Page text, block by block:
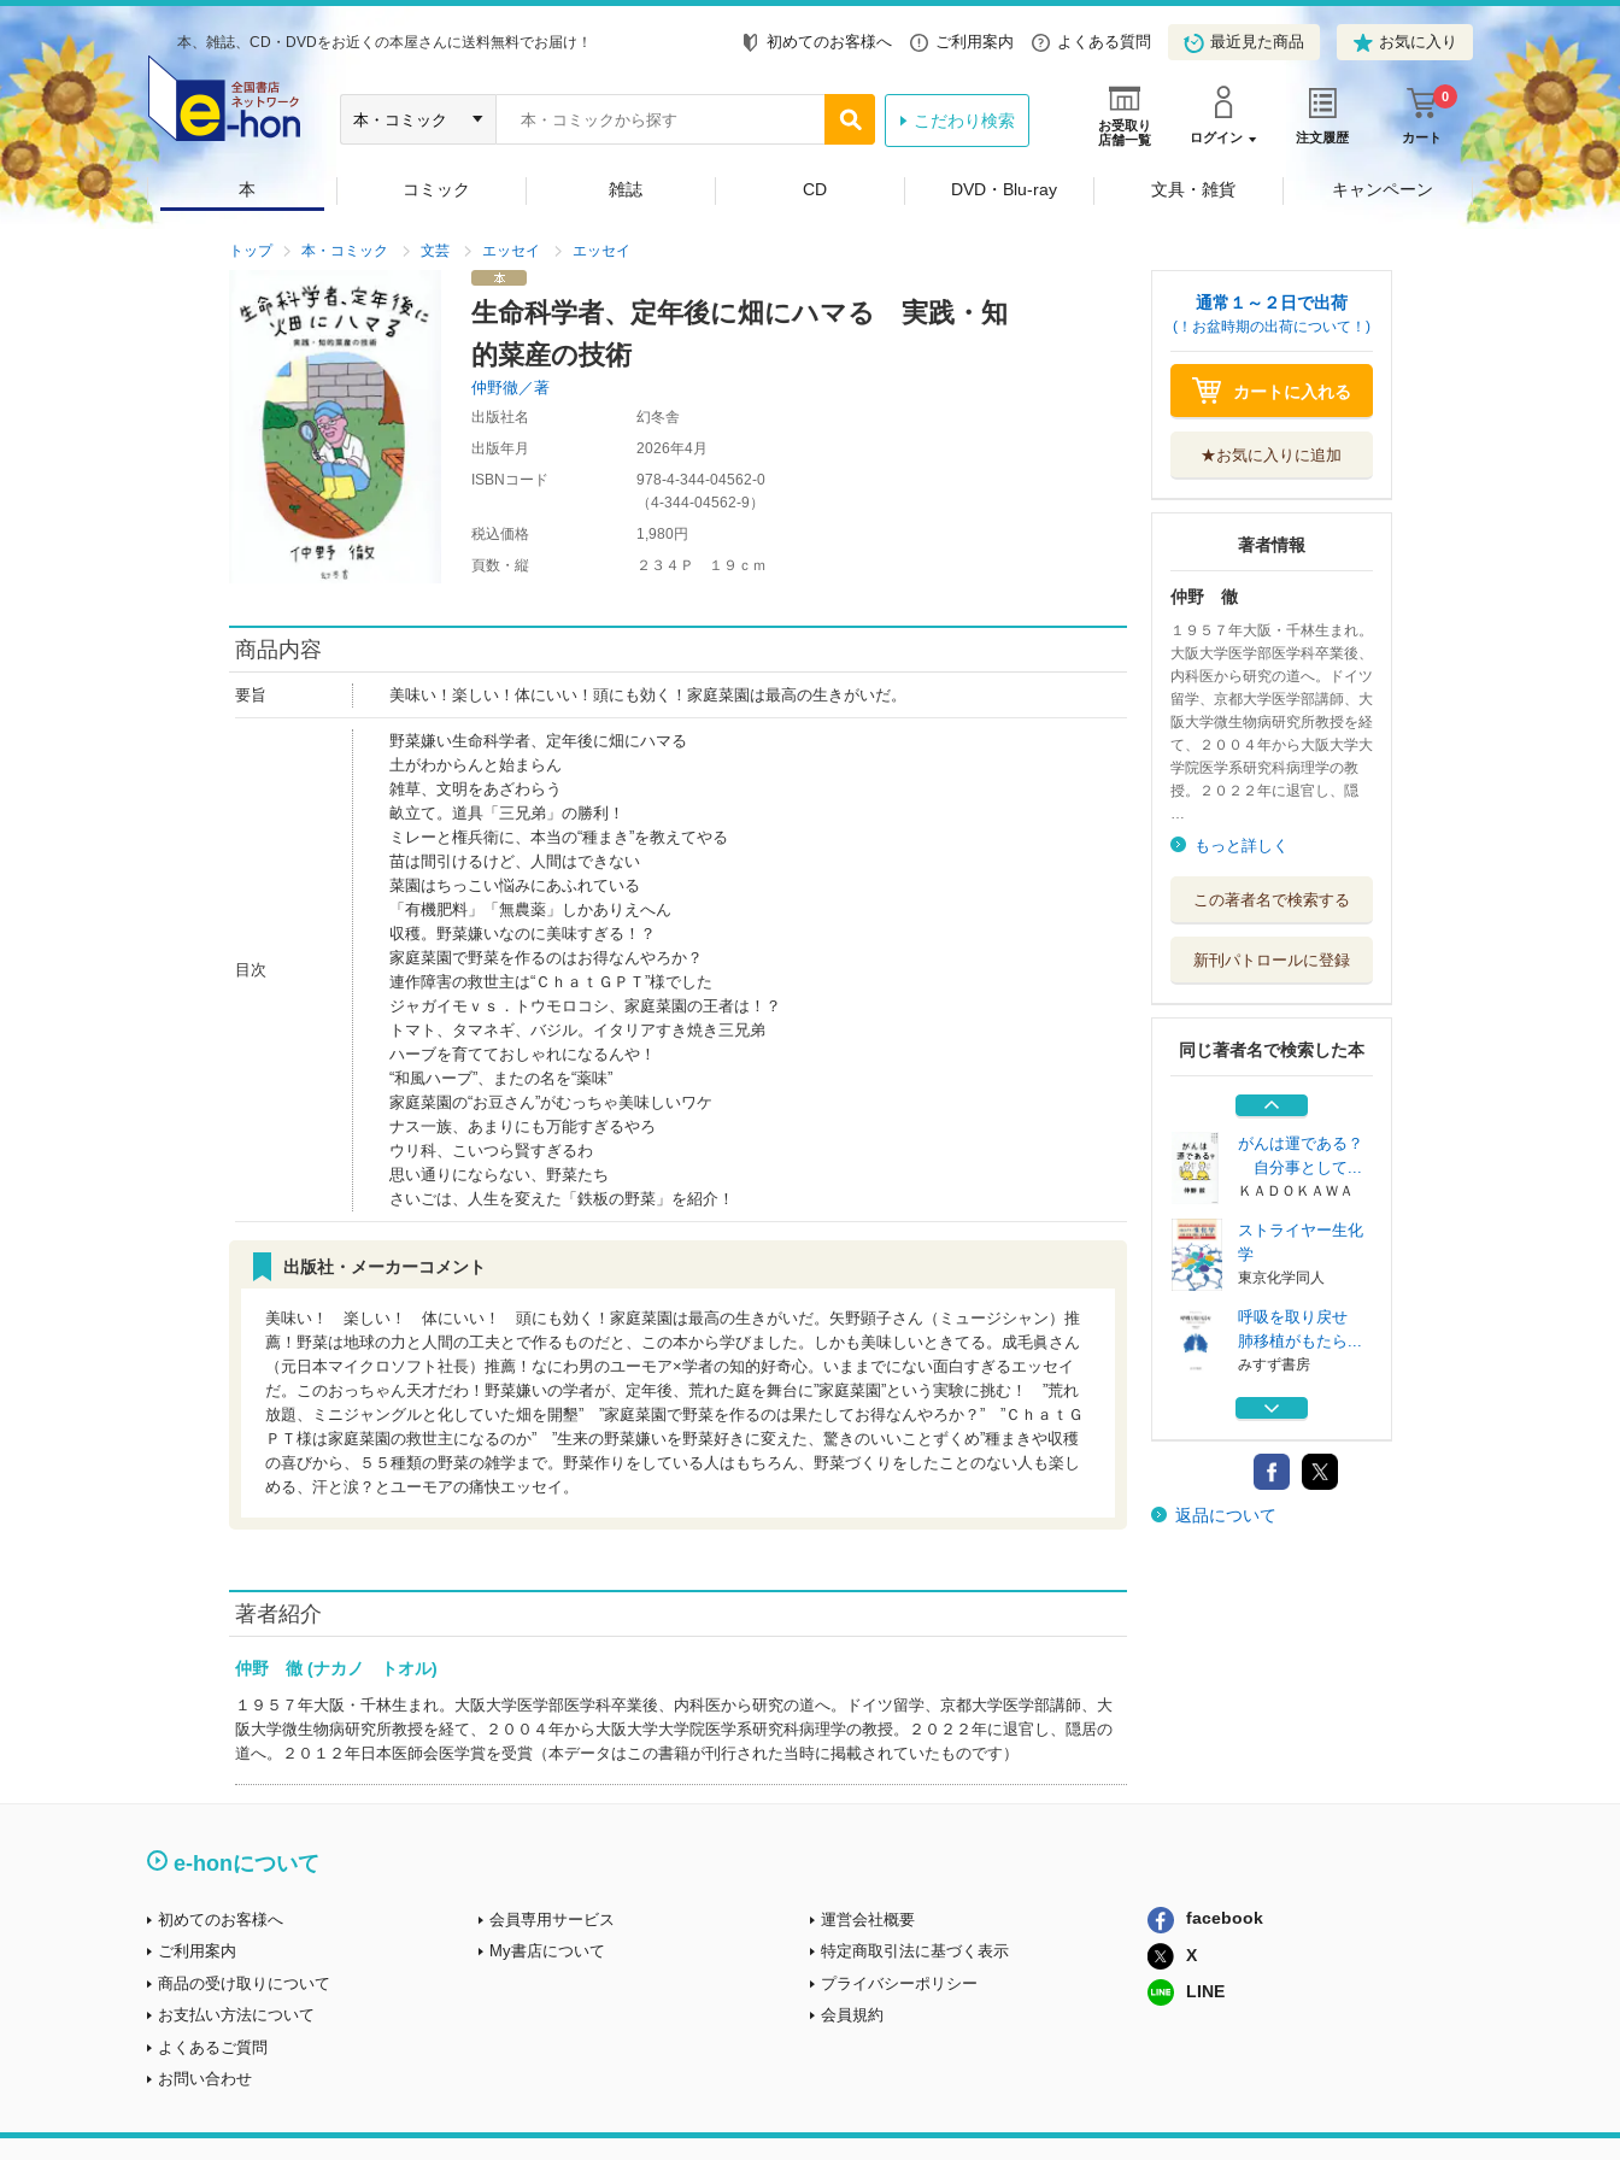
本、雑誌、CD・DVDをお近くの本屋さんに送料無料でお届け！ 初めてのお客様へ ご利用案内 よくある質問 最近見た商品 お気に入り
お受取り
店舗一覧
ログイン 注文履歴 カート
0
こだわり検索
本 コミック 雑誌 CD DVD・Blu-ray 文具・雑貨 キャンペーン
トップ 本・コミック 文芸 エッセイ エッセイ
生命科学者、定年後に畑にハマる 実践・知
的菜産の技術
仲野徹／著
出版社名
幻冬舎
出版年月
2026年4月
ISBNコード
978-4-344-04562-0
（4-344-04562-9 ）
税込価格
1,980円
頁数・縦
２３４Ｐ １９ｃｍ
商品内容
要旨 美味い！楽しい！体にいい！頭にも効く！家庭菜園は最高の生きがいだ。
目次
野菜嫌い生命科学者、定年後に畑にハマる
土がわからんと始まらん
雑草、文明をあざわらう
畝立て。道具「三兄弟」の勝利！
ミレーと権兵衛に、本当の“種まき”を教えてやる
苗は間引けるけど、人間はできない
菜園はちっこい悩みにあふれている
「有機肥料」「無農薬」しかありえへん
収穫。野菜嫌いなのに美味すぎる！？
家庭菜園で野菜を作るのはお得なんやろか？
連作障害の救世主は“ＣｈａｔＧＰＴ”様でした
ジャガイモｖｓ．トウモロコシ、家庭菜園の王者は！？
トマト、タマネギ、バジル。イタリアすき焼き三兄弟
ハーブを育てておしゃれになるんや！
“和風ハーブ”、またの名を“薬味”
家庭菜園の“お豆さん”がむっちゃ美味しいワケ
ナス一族、あまりにも万能すぎるやろ
ウリ科、こいつら賢すぎるわ
思い通りにならない、野菜たち
さいごは、人生を変えた「鉄板の野菜」を紹介！
出版社・メーカーコメント
美味い！ 楽しい！ 体にいい！ 頭にも効く！家庭菜園は最高の生きがいだ。矢野顕子さん（ミュージシャン）推
薦！野菜は地球の力と人間の工夫とで作るものだと、この本から学びました。しかも美味しいときてる。成毛眞さん
（元日本マイクロソフト社長）推薦！なにわ男のユーモア×学者の知的好奇心。いままでにない面白すぎるエッセイ
だ。このおっちゃん天才だわ！野菜嫌いの学者が、定年後、荒れた庭を舞台に”家庭菜園”という実験に挑む！ ”荒れ
放題、ミニジャングルと化していた畑を開墾” ”家庭菜園で野菜を作るのは果たしてお得なんやろか？” ”ＣｈａｔＧ
ＰＴ様は家庭菜園の救世主になるのか” ”生来の野菜嫌いを野菜好きに変えた、驚きのいいことずくめ”種まきや収穫
の喜びから、５５種類の野菜の雑学まで。野菜作りをしている人はもちろん、野菜づくりをしたことのない人も楽し
める、汗と涙？とユーモアの痛快エッセイ。
著者紹介
仲野 徹 (ナカノ トオル)
１９５７年大阪・千林生まれ。大阪大学医学部医学科卒業後、内科医から研究の道へ。ドイツ留学、京都大学医学部講師、大
阪大学微生物病研究所教授を経て、２００４年から大阪大学大学院医学系研究科病理学の教授。２０２２年に退官し、隠居の
道へ。２０１２年日本医師会医学賞を受賞（本データはこの書籍が刊行された当時に掲載されていたものです）
通常１～２日で出荷
(！お盆時期の出荷について！)
カートに入れる
★お気に入りに追加
著者情報
仲野 徹
１９５７年大阪・千林生まれ。
大阪大学医学部医学科卒業後、
内科医から研究の道へ。ドイツ
留学、京都大学医学部講師、大
阪大学微生物病研究所教授を経
て、２００４年から大阪大学大
学院医学系研究科病理学の教
授。２０２２年に退官し、隠
…
もっと詳しく
この著者名で検索する
新刊パトロールに登録
同じ著者名で検索した本
肺移植がもたら...
医学問答 西洋と
左右社
残された時間 脳
外科医マーシュ...
みすず書房
がんは運である？
自分事として...
ＫＡＤＯＫＡＷＡ
ストライヤー生化
学
東京化学同人
呼吸を取り戻せ
肺移植がもたら...
みすず書房
医学問答 西洋と
左右社
残された時間 脳
外科医マーシュ...
残された時間 脳
返品について
e-honについて
初めてのお客様へ
ご利用案内
商品の受け取りについて
お支払い方法について
よくあるご質問
お問い合わせ
会員専用サービス
My書店について
運営会社概要
特定商取引法に基づく表示
プライバシーポリシー
会員規約
facebook
X
LINE